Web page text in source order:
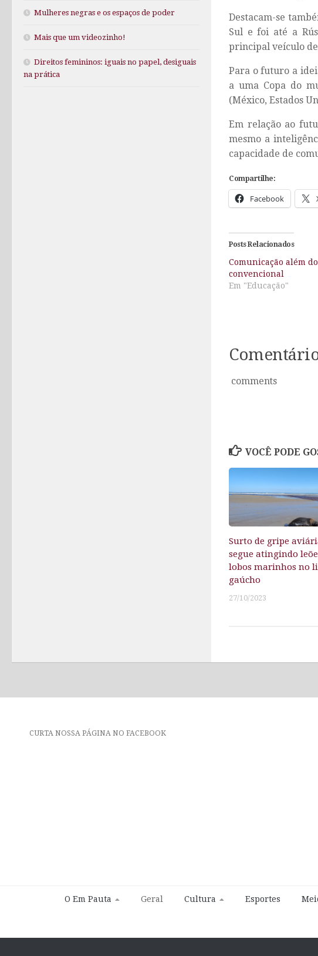
Destacam-se
Sul e foi até a
principal veículo
Para o futuro a
a uma Copa do
(México, Estados
Em relação ao
mesmo a
capacidade de
Compartilhe:
Facebook
Posts Relacionados
Comunicação além do
convencional
Em "Educação"
comments
VOCÊ PODE
Surto de gripe
segue atingindo
lobos marinhos no
gaúcho
27/10/2023
Mulheres negras e os espaços de poder
Mais que um videozinho!
Direitos femininos: iguais no papel, desiguais
na prática
CURTA NOSSA PÁGINA NO FACEBOOK
O Em Pauta Geral Cultura Esportes